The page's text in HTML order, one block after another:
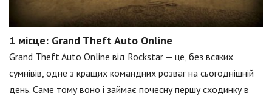
1 місце: Grand Theft Auto Online
Grand Theft Auto Online від Rockstar — це, без всяких
сумнівів, одне з кращих командних розваг на сьогоднішній
день. Саме тому воно і займає почесну першу сходинку в